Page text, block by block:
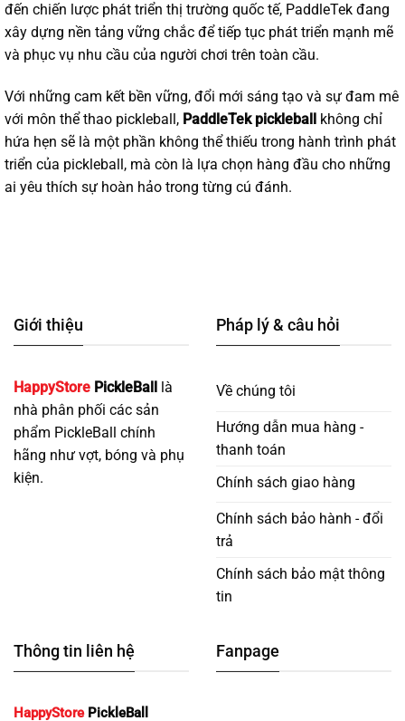
đến chiến lược phát triển thị trường quốc tế, PaddleTek đang
xây dựng nền tảng vững chắc để tiếp tục phát triển mạnh mẽ
và phục vụ nhu cầu của người chơi trên toàn cầu.
Với những cam kết bền vững, đổi mới sáng tạo và sự đam mê
với môn thể thao pickleball, PaddleTek pickleball
không chỉ
hứa hẹn sẽ là một phần không thể thiếu trong hành trình phát
triển của pickleball, mà còn là lựa chọn hàng đầu cho những
ai yêu thích sự hoàn hảo trong từng cú đánh.
Giới thiệu
HappyStore PickleBall là
nhà phân phối các sản
phẩm PickleBall chính
hãng như vợt, bóng và phụ
kiện.
Pháp lý & câu hỏi
Về chúng tôi
Hướng dẫn mua hàng -
thanh toán
Chính sách giao hàng
Chính sách bảo hành - đổi
trả
Chính sách bảo mật thông
tin
Thông tin liên hệ
HappyStorePickleBall
Fanpage